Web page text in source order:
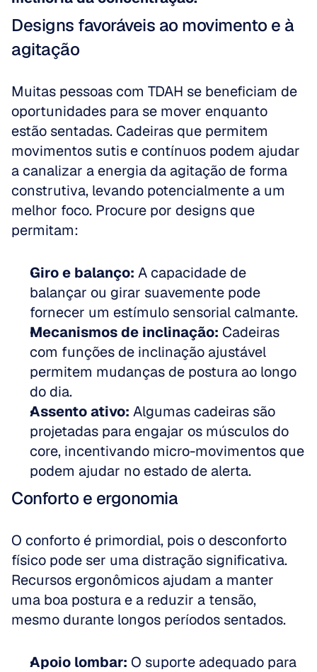
Designs favoráveis ao movimento e à
agitação
Muitas pessoas com TDAH se beneficiam de
oportunidades para se mover enquanto
estão sentadas. Cadeiras que permitem
movimentos sutis e contínuos podem ajudar
a canalizar a energia da agitação de forma
construtiva, levando potencialmente a um
melhor foco. Procure por designs que
permitam:
Giro e balanço: A capacidade de
balançar ou girar suavemente pode
fornecer um estímulo sensorial calmante.
Mecanismos de inclinação: Cadeiras
com funções de inclinação ajustável
permitem mudanças de postura ao longo
do dia.
Assento ativo: Algumas cadeiras são
projetadas para engajar os músculos do
core, incentivando micro-movimentos que
podem ajudar no estado de alerta.
Conforto e ergonomia
O conforto é primordial, pois o desconforto
físico pode ser uma distração significativa.
Recursos ergonômicos ajudam a manter
uma boa postura e a reduzir a tensão,
mesmo durante longos períodos sentados.
Apoio lombar: O suporte adequado para